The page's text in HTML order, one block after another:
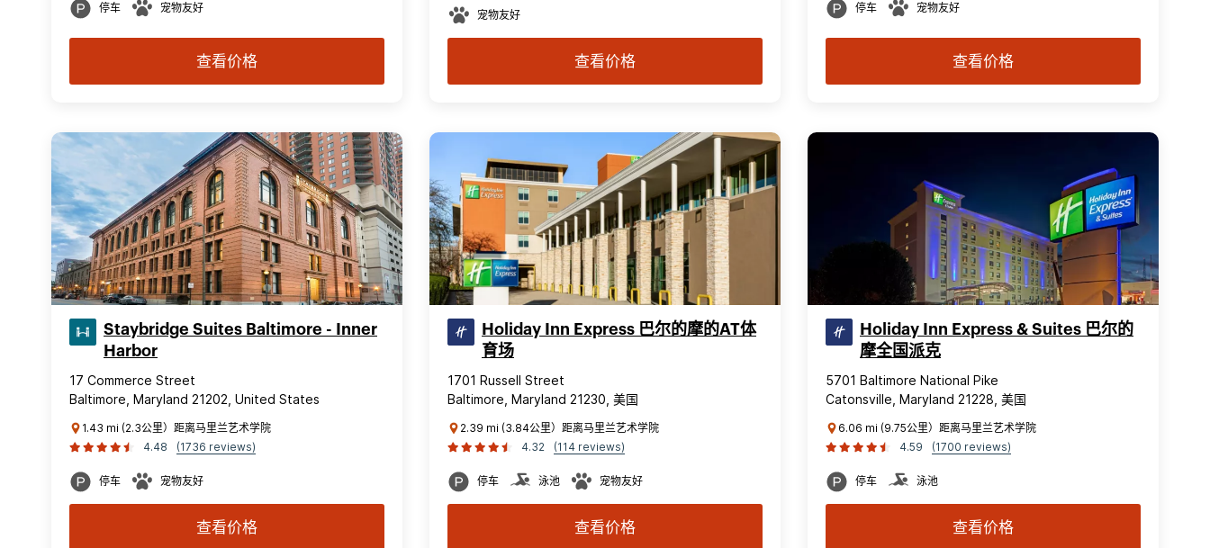
停车 宠物友好
查看价格
宠物友好
查看价格
停车 宠物友好
查看价格
Staybridge Suites Baltimore - Inner
Harbor
17 Commerce Street
Baltimore, Maryland 21202, United States
1.43 mi (2.3公里）距离马里兰艺术学院
4.48
(1736 reviews)
停车 宠物友好
查看价格
Holiday Inn Express 巴尔的摩的AT体
育场
1701 Russell Street
Baltimore, Maryland 21230, 美国
2.39 mi (3.84公里）距离马里兰艺术学院
4.32
(114 reviews)
停车 泳池 宠物友好
查看价格
Holiday Inn Express & Suites 巴尔的
摩全国派克
5701 Baltimore National Pike
Catonsville, Maryland 21228, 美国
6.06 mi (9.75公里）距离马里兰艺术学院
4.59
(1700 reviews)
停车 泳池
查看价格